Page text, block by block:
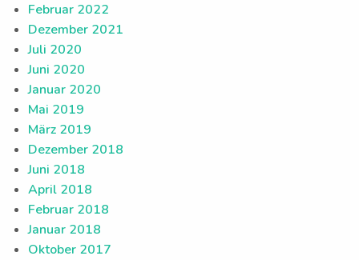
Februar 2022
Dezember 2021
Juli 2020
Juni 2020
Januar 2020
Mai 2019
März 2019
Dezember 2018
Juni 2018
April 2018
Februar 2018
Januar 2018
Oktober 2017